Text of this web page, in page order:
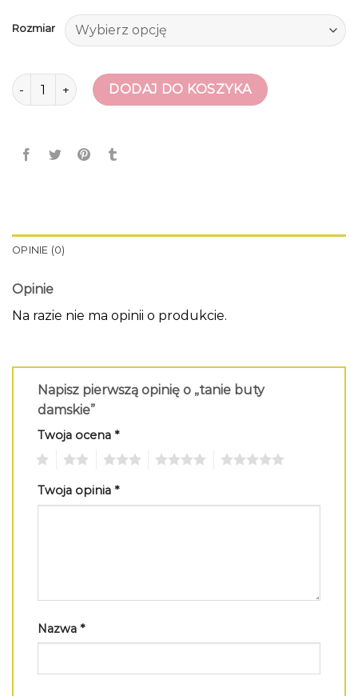
Rozmiar
ilość tanie buty damskieDODAJ DO KOSZYKA
OPINIE (0)
Opinie
Na razie nie ma opinii o produkcie.
Napisz pierwszą opinię o „tanie buty
damskie”
Twoja ocena *
Twoja opinia *
Nazwa *